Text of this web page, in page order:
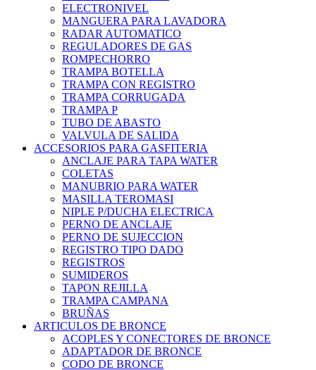
ELECTRONIVEL
MANGUERA PARA LAVADORA
RADAR AUTOMATICO
REGULADORES DE GAS
ROMPECHORRO
TRAMPA BOTELLA
TRAMPA CON REGISTRO
TRAMPA CORRUGADA
TRAMPA P
TUBO DE ABASTO
VALVULA DE SALIDA
ACCESORIOS PARA GASFITERIA
ANCLAJE PARA TAPA WATER
COLETAS
MANUBRIO PARA WATER
MASILLA TEROMASI
NIPLE P/DUCHA ELECTRICA
PERNO DE ANCLAJE
PERNO DE SUJECCION
REGISTRO TIPO DADO
REGISTROS
SUMIDEROS
TAPON REJILLA
TRAMPA CAMPANA
BRUÑAS
ARTICULOS DE BRONCE
ACOPLES Y CONECTORES DE BRONCE
ADAPTADOR DE BRONCE
CODO DE BRONCE